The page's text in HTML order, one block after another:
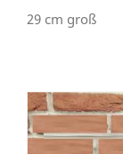
29 cm groß